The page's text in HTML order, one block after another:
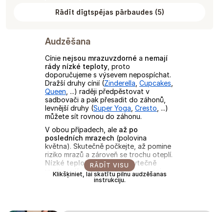
Rādīt dīgtspējas pārbaudes (5)
Audzēšana
Cínie nejsou mrazuvzdorné a nemají
rády nízké teploty , proto
doporučujeme s výsevem nepospíchat.
Dražší druhy cínií (Zinderella Cupcakes
Queen , ...) raději předpěstovat v
sadbovači a pak přesadit do záhonů,
levnější druhy (Super Yoga Cresto , ...)
můžete sít rovnou do záhonu.
V obou případech, ale až po
posledních mrazech (polovina
května). Skutečně počkejte, až pomine
riziko mrazů a zároveň se trochu oteplí.
Nízké teploty cínie jen zbytečně
vystresujía následující týdny se ani
nehnou. U teplot pod 10 °C jen cíniím
RĀDĪT VISU
Klikšķiniet, lai skatītu pilnu audzēšanas
instrukciju.